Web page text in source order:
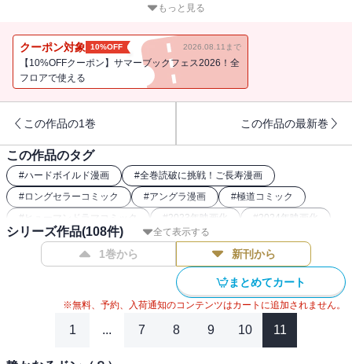
部抗争が火を吹く!! 四代目の座はどうなる
もっと見る
クーポン対象 10%OFF 2026.08.11まで
【10%OFFクーポン】サマーブックフェス2026！全
フロアで使える
この作品の1巻 この作品の最新巻
この作品のタグ
#ハードボイルド漫画 #全巻読破に挑戦！ご長寿漫画
#ロングセラーコミック #アングラ漫画 #極道コミック
# ヒューマンドラマコミック #2023年映画化 #2024年映画化
全て表示する
シリーズ作品(108件)
1巻から 新刊から
まとめてカート
※無料、予約、入荷通知のコンテンツはカートに追加されません。
1 ... 7 8 9 10 11